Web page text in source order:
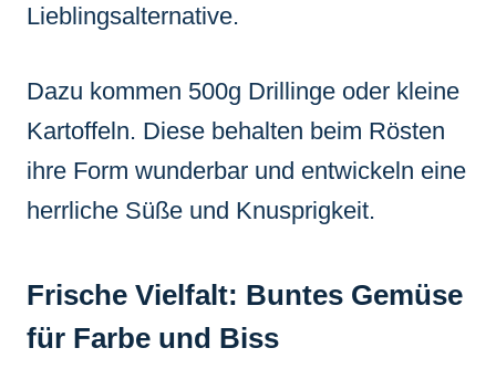
Lieblingsalternative.
Dazu kommen 500g Drillinge oder kleine
Kartoffeln. Diese behalten beim Rösten
ihre Form wunderbar und entwickeln eine
herrliche Süße und Knusprigkeit.
Frische Vielfalt: Buntes Gemüse
für Farbe und Biss